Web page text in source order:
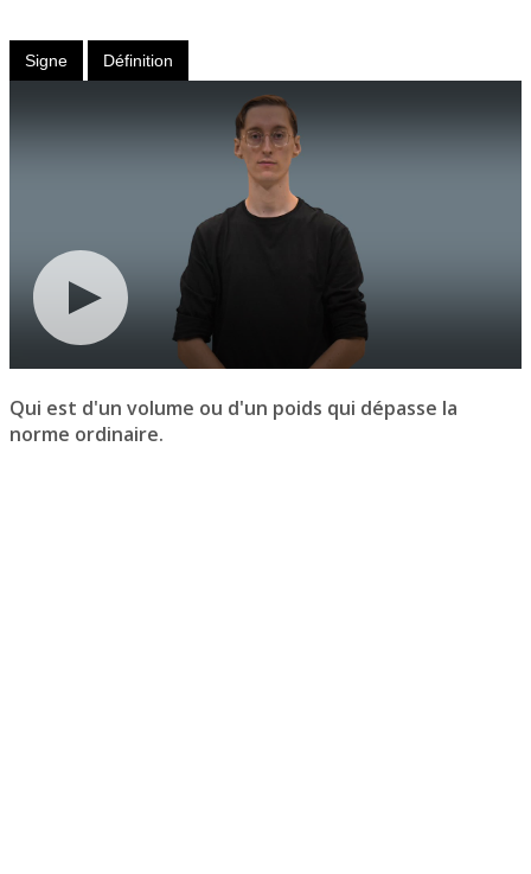
Signe Définition
Qui est d'un volume ou d'un poids qui dépasse la
norme ordinaire.